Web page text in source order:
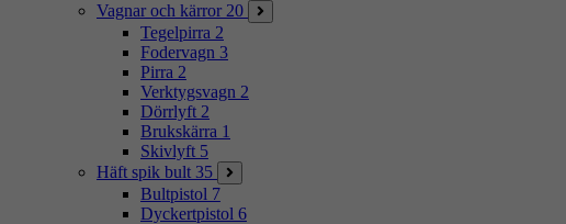
Vagnar och kärror 20
Tegelpirra 2
Fodervagn 3
Pirra 2
Verktygsvagn 2
Dörrlyft 2
Brukskärra 1
Skivlyft 5
Häft spik bult 35
Bultpistol 7
Dyckertpistol 6